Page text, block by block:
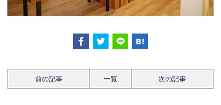
前の記事 一覧 次の記事